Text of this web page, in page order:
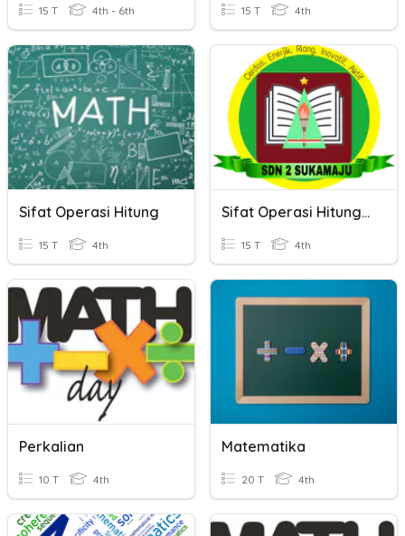
15 T 4th - 6th 15 T 4th
Sifat Operasi Hitung
15 T 4th
Sifat Operasi Hitung Bilangan
15 T 4th
Perkalian
10 T 4th
Matematika
20 T 4th